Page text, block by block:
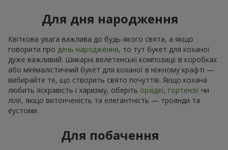
Для дня народження
Квіткова увага важлива до будь-якого свята, а якщо
говорити про день народження, то тут букет для коханої
дуже важливий. Шикарні велетенські композиції в коробках
або мінімалістичний букет для коханої в ніжному крафті —
вибирайте те, що створить свято почуттів. Якщо кохана
любить яскравість і харизму, оберіть орхідеї, гортензії чи
лілії, якщо витонченість та елегантність — троянди та
еустоми.
Для побачення